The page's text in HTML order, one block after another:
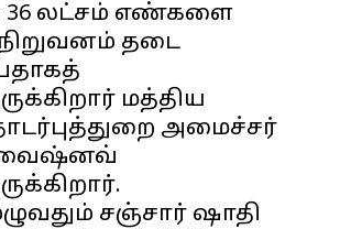
36 லட்சம் எண்களை
தடை
மத்திய
அமைச்சர்
வைஷ்னவ்
சஞ்சார் ஷாதி